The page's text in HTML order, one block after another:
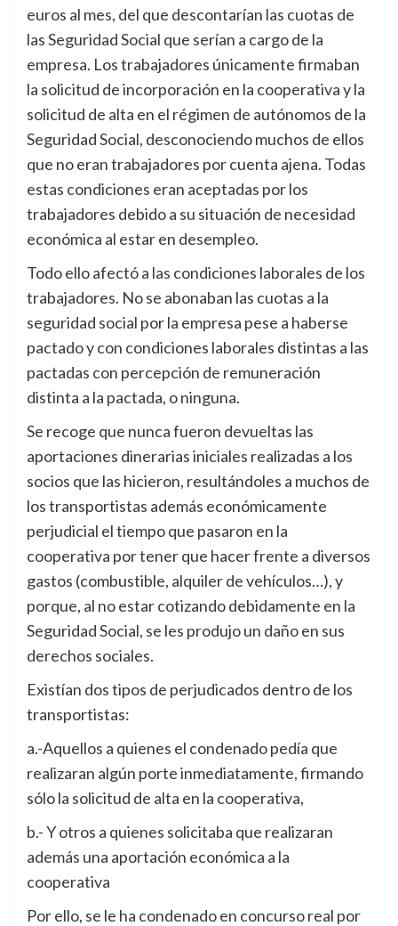
euros al mes, del que descontarían las cuotas de
las Seguridad Social que serían a cargo de la
empresa. Los trabajadores únicamente firmaban
la solicitud de incorporación en la cooperativa y la
solicitud de alta en el régimen de autónomos de la
Seguridad Social, desconociendo muchos de ellos
que no eran trabajadores por cuenta ajena. Todas
estas condiciones eran aceptadas por los
trabajadores debido a su situación de necesidad
económica al estar en desempleo.
Todo ello afectó a las condiciones laborales de los
trabajadores. No se abonaban las cuotas a la
seguridad social por la empresa pese a haberse
pactado y con condiciones laborales distintas a las
pactadas con percepción de remuneración
distinta a la pactada, o ninguna.
Se recoge que nunca fueron devueltas las
aportaciones dinerarias iniciales realizadas a los
socios que las hicieron, resultándoles a muchos de
los transportistas además económicamente
perjudicial el tiempo que pasaron en la
cooperativa por tener que hacer frente a diversos
gastos (combustible, alquiler de vehículos…), y
porque, al no estar cotizando debidamente en la
Seguridad Social, se les produjo un daño en sus
derechos sociales.
Existían dos tipos de perjudicados dentro de los
transportistas:
a.-Aquellos a quienes el condenado pedía que
realizaran algún porte inmediatamente, firmando
sólo la solicitud de alta en la cooperativa,
b.- Y otros a quienes solicitaba que realizaran
además una aportación económica a la
cooperativa
Por ello, se le ha condenado en concurso real por